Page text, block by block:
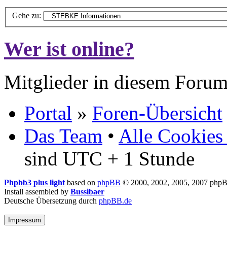
Gehe zu:
Wer ist online?
Mitglieder in diesem
Portal » Foren-Übersicht
Das Team • Alle Cookies
sind UTC + 1 Stunde
Phpbb3 plus light based on phpBB © 2000, 2002, 2005, 2007
Install assembled by Bussibaer
Deutsche Übersetzung durch phpBB.de